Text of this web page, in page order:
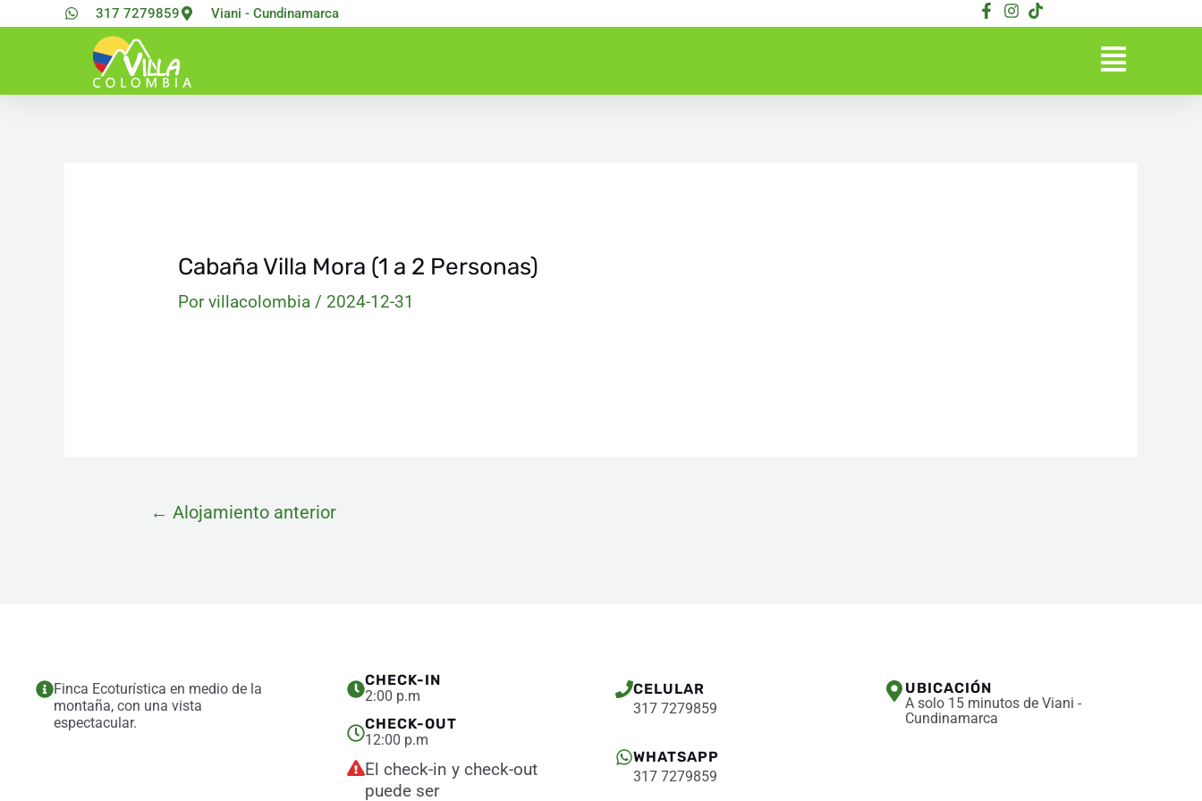
317 7279859 Viani - Cundinamarca
Cabaña Villa Mora (1 a 2 Personas)
Porvillacolombia / 2024-12-31
← Alojamiento anterior
Finca Ecoturística en medio de la
montaña, con una vista
espectacular.
CHECK-IN
2:00 p.m
CHECK-OUT
12:00 p.m
El check-in y check-out
puede ser
CELULAR
317 7279859
WHATSAPP
317 7279859
UBICACIÓN
A solo 15 minutos de Viani -
Cundinamarca